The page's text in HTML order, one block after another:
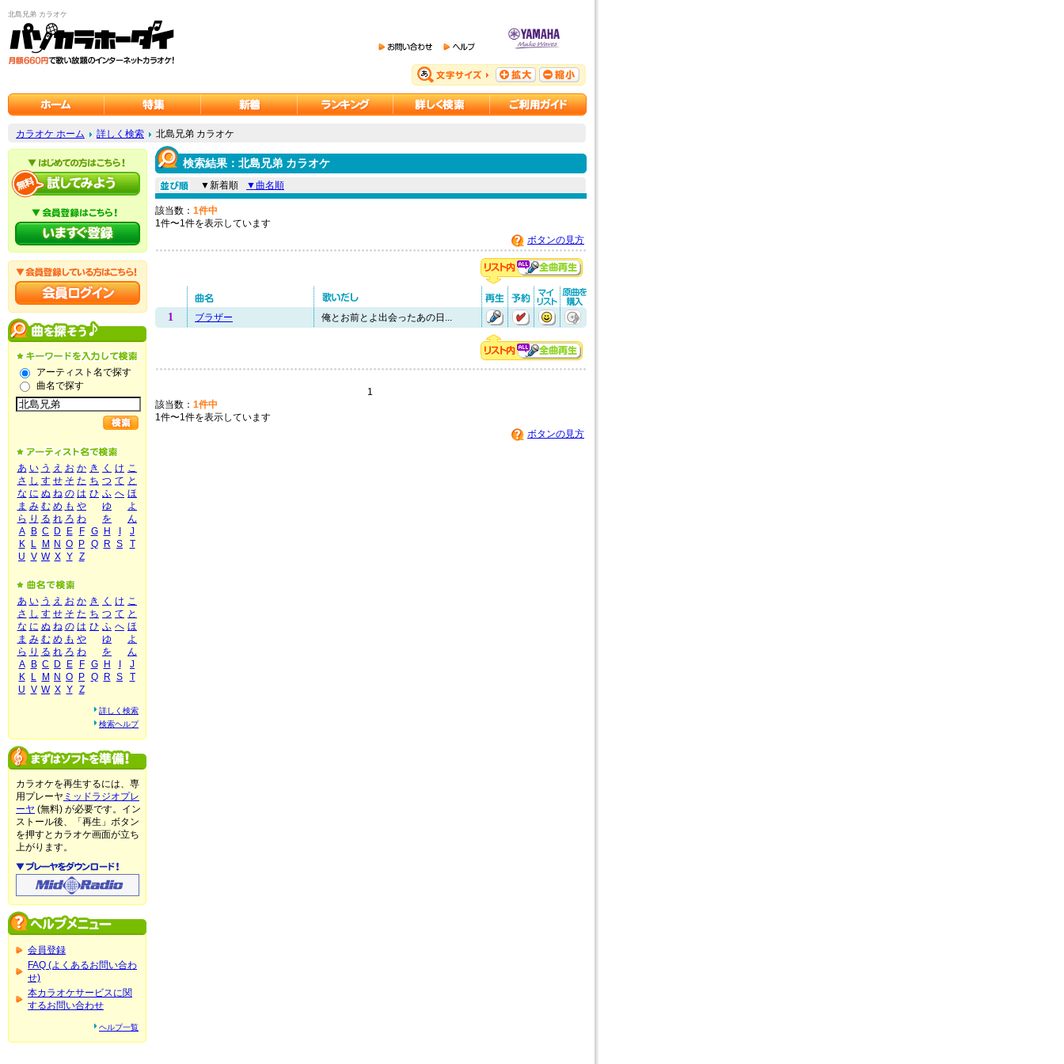
北島兄弟 カラオケ
カラオケ ホーム 詳しく検索 北島兄弟 カラオケ
アーティスト名で探す
曲名で探す
あ い う え お か き く け こ
さ し す せ そ た ち つ て と
な に ぬ ね の は ひ ふ へ ほ
ま み む め も や ゆ
よ
ら り る れ ろ わ を
ん
A
B C D E F G H
J
K
L M N O P Q R S
T
U V W X Y Z
あ い う え お か き く け こ
さ し す せ そ た ち つ て と
な に ぬ ね の は ひ ふ へ ほ
ま み む め も や ゆ
よ
ら り る れ ろ わ を
ん
A
B C D E F G H
J
K
L M N O P Q R S
T
U V W X Y Z
詳しく検索
検索ヘルプ
カラオケを再生するには、専
用プレーヤ ミッドラジオプレ
ーヤ (無料) が必要です。イン
ストール後、「再生」ボタン
を押すとカラオケ画面が立ち
上がります。
会員登録
FAQ (よくあるお問い合わ
せ)
本カラオケサービスに関
するお問い合わせ
ヘルプ一覧
検索結果：北島兄弟 カラオケ
▼新着順 ▼曲名順
該当数： 1件中
1件〜1件を表示しています
ボタンの見方
1 ブラザー 俺とお前とよ出会ったあの日...
1
該当数： 1件中
1件〜1件を表示しています
ボタンの見方